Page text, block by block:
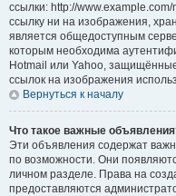
ссылки: http://
ссылку ни на изображения,
является общедоступным
которым необходима
Hotmail или Yahoo,
ссылок на изображения
Вернуться к началу
Что такое важные
Эти объявления содержат
по возможности. Они
личном разделе. Права на
предоставляются